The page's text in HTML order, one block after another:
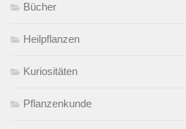
Bücher
Heilpflanzen
Kuriositäten
Pflanzenkunde